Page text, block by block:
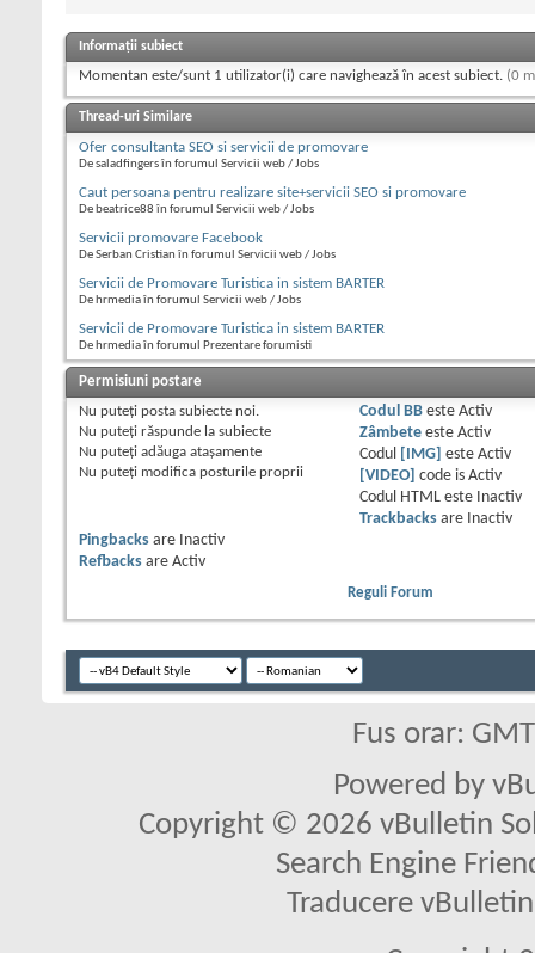
Informații subiect
Momentan este/sunt 1 utilizator(i) care navighează în acest subiect. (0
Thread-uri Similare
Ofer consultanta SEO si servicii de promovare
De saladfingers în forumul Servicii web / Jobs
Caut persoana pentru realizare site+servicii SEO si promovare
De beatrice88 în forumul Servicii web / Jobs
Servicii promovare Facebook
De Serban Cristian în forumul Servicii web / Jobs
Servicii de Promovare Turistica in sistem BARTER
De hrmedia în forumul Servicii web / Jobs
Servicii de Promovare Turistica in sistem BARTER
De hrmedia în forumul Prezentare forumisti
Permisiuni postare
Nu puteţi posta subiecte noi.
Nu puteţi răspunde la subiecte
Nu puteţi adăuga ataşamente
Nu puteţi modifica posturile proprii
Codul BBeste Activ
Zâmbeteeste Activ
Codul
[IMG] este Activ
[VIDEO]
code is Activ
Codul HTML este
Inactiv
Trackbacksare
Inactiv
Pingbacks are
Inactiv
Refbacks are Activ
Reguli Forum
Fus orar:
Powered by
Copyright © 2026 vBulletin
Search Engine
Traducere